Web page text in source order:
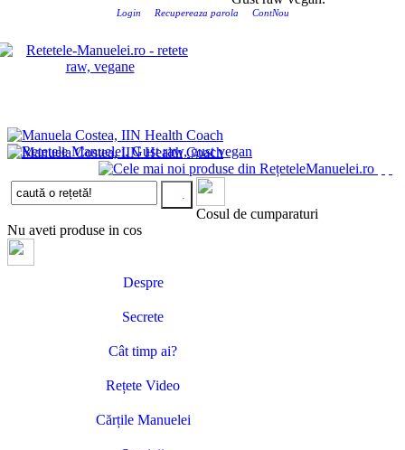
Login Recupereaza parola ContNou
Cosul de cumparaturi
Nu aveti produse in cos
Despre
Secrete
Cât timp ai?
Rețete Video
Cărțile Manuelei